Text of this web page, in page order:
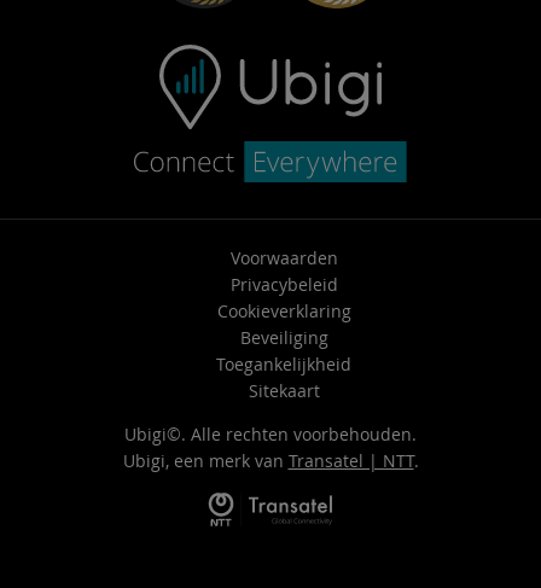
Voorwaarden
Privacybeleid
Cookieverklaring
Beveiliging
Toegankelijkheid
Sitekaart
Ubigi©. Alle rechten voorbehouden.
Ubigi, een merk van Transatel | NTT.